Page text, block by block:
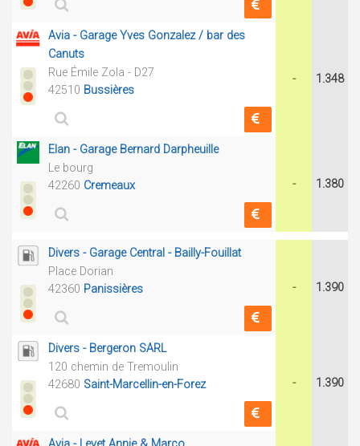
Avia - Garage Yves Gonzalez / bar des
Canuts
Rue Émile Zola - D27
42510 Bussières
- 1.348
Elan - Garage Bernard Darpheuille
Le bourg
42260 Cremeaux - 1.380
Divers - Garage Central - Bailly-Fouillat
Place Dorian
42360 Panissières - 1.390
Divers - Bergeron SARL
120 chemin de Tremoulin
42680 Saint-Marcellin-en-Forez - 1.390